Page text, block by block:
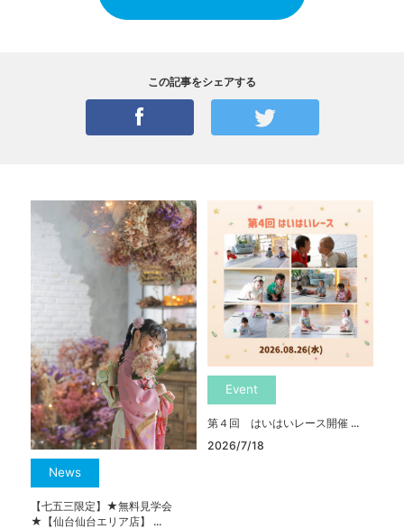
この記事をシェアする
News
【七五三限定】★無料見学会
★【仙台仙台エリア店】 ...
Event
第４回 はいはいレース開催 ...
2026/7/18